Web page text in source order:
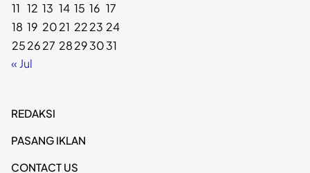
11 12 13 14 15 16 17
18 19 2021 2223 24
252627 28293031
« Jul
REDAKSI
PASANG IKLAN
CONTACT US